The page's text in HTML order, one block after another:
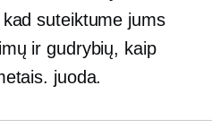
suteiktume jums
ir gudrybių, kaip
juoda.